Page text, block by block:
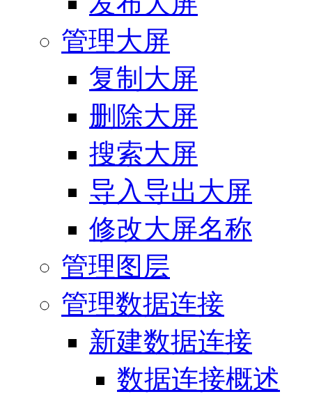
管理大屏
复制大屏
删除大屏
搜索大屏
导入导出大屏
修改大屏名称
管理图层
管理数据连接
新建数据连接
数据连接概述